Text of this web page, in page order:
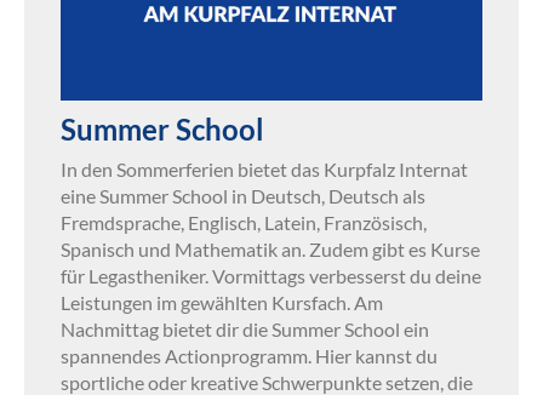
Summer School
In den Sommerferien bietet das Kurpfalz Internat
eine Summer School in Deutsch, Deutsch als
Fremdsprache, Englisch, Latein, Französisch,
Spanisch und Mathematik an. Zudem gibt es Kurse
für Legastheniker. Vormittags verbesserst du deine
Leistungen im gewählten Kursfach. Am
Nachmittag bietet dir die Summer School ein
spannendes Actionprogramm. Hier kannst du
sportliche oder kreative Schwerpunkte setzen, die